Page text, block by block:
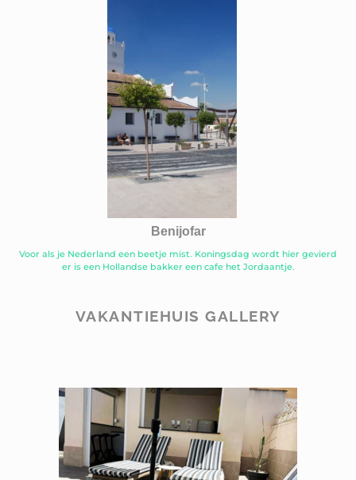
Benijofar
Voor als je Nederland een beetje mist. Koningsdag wordt hier gevierd
er is een Hollandse bakker een cafe het Jordaantje.
VAKANTIEHUIS GALLERY